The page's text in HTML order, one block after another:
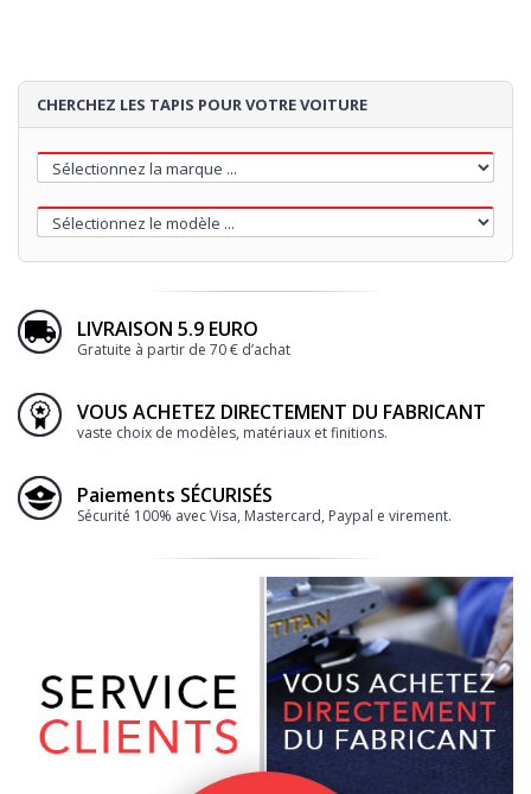
CHERCHEZ LES TAPIS POUR VOTRE VOITURE
LIVRAISON 5.9 EURO
Gratuite à partir de 70 € d’achat
VOUS ACHETEZ DIRECTEMENT DU FABRICANT
vaste choix de modèles, matériaux et finitions.
Paiements SÉCURISÉS
Sécurité 100% avec Visa, Mastercard, Paypal e virement.